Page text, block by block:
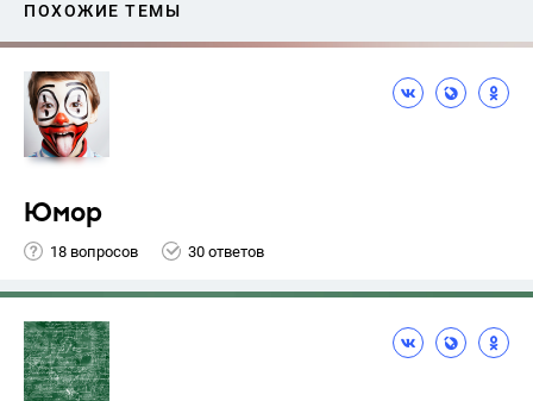
ПОХОЖИЕ ТЕМЫ
Юмор
18 вопросов 30 ответов